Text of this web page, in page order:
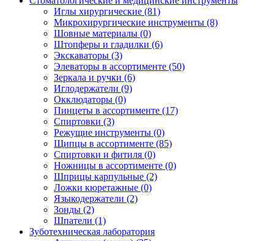
Иглы хирургические (81)
Микрохирургические инструменты (8)
Шовные материалы (0)
Штопферы и гладилки (6)
Экскаваторы (3)
Элеваторы в ассортименте (50)
Зеркала и ручки (6)
Иглодержатели (9)
Окклюдаторы (0)
Пинцеты в ассортименте (17)
Спиртовки (3)
Режущие инструменты (0)
Щипцы в ассортименте (85)
Спиртовки и фитиля (0)
Ножницы в ассортименте (0)
Шприцы карпульные (2)
Ложки кюретажные (0)
Языкодержатели (2)
Зонды (2)
Шпатели (1)
Зуботехническая лаборатория